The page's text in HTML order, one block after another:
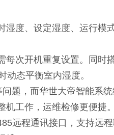
湿度、设定湿度、运行模
每次开机重复设置。同时
动态平衡室内湿度。
题，而华世大帝智能系
机工作，运维检修更便捷
远程通讯接口，支持远